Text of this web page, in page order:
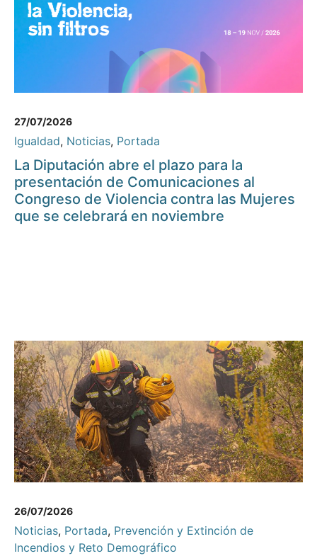
27/07/2026
Igualdad, Noticias, Portada
La Diputación abre el plazo para la
presentación de Comunicaciones al
Congreso de Violencia contra las Mujeres
que se celebrará en noviembre
26/07/2026
Noticias, Portada, Prevención y Extinción de
Incendios y Reto Demográfico